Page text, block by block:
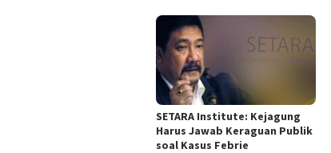
SETARA Institute: Kejagung
Harus Jawab Keraguan Publik
soal Kasus Febrie